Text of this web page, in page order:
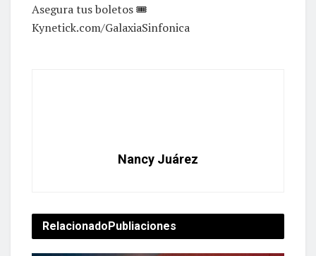
Kynetick.com/GalaxiaSinfonica